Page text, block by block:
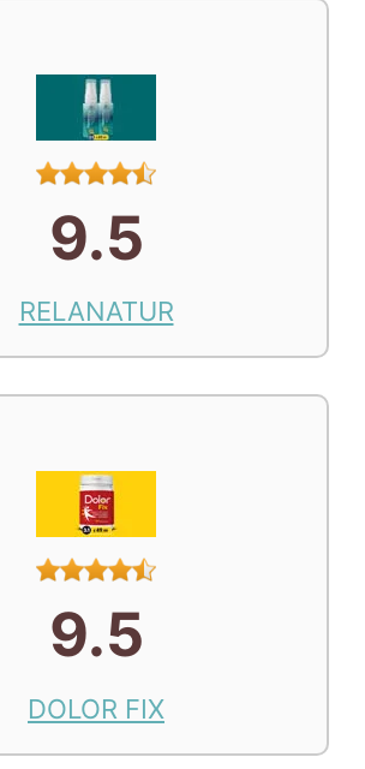
9.5
RELANATUR
9.5
DOLOR FIX